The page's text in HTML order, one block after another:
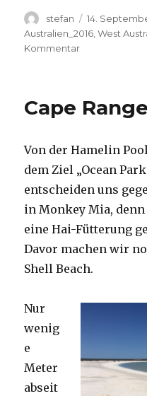
Autor
stefan
am
14.
Australien_2016 ,West
Kommentarzu
Cape
Von der Hamelin
dem Ziel „Ocean
entscheiden uns
in Monkey Mia,
eine Hai-Fütterung
Davor machen wir
Shell Beach.
Nur
wenig
e
Meter
abseit